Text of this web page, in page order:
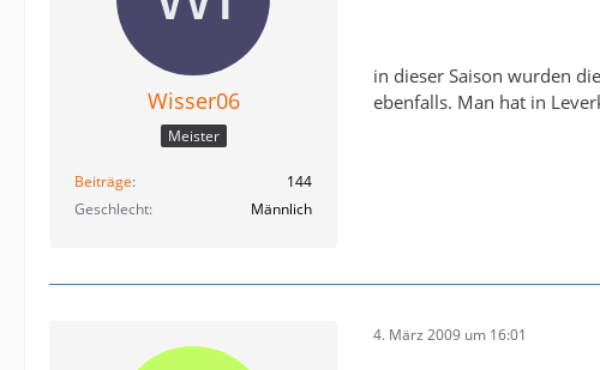
Wisser06
Meister
Beiträge
144
Geschlecht
Männlich
in dieser Saison wurden
ebenfalls. Man hat in
4. März 2009 um 16:01